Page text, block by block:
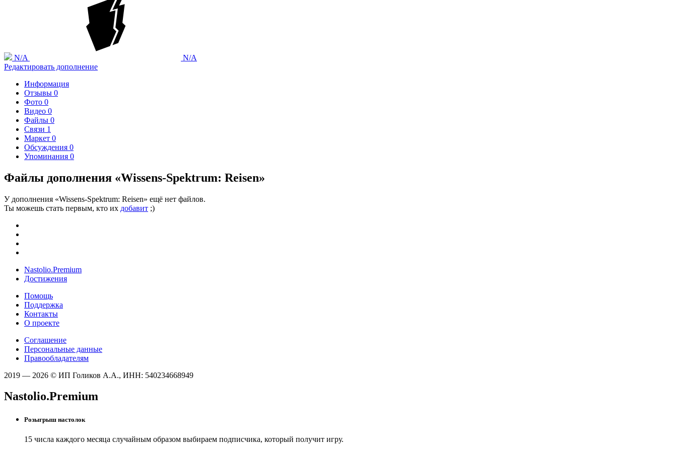
N/A
N/A
Редактировать дополнение
Информация
Отзывы 0
Фото 0
Видео 0
Файлы 0
Связи 1
Маркет 0
Обсуждения 0
Упоминания 0
Файлы дополнения «Wissens-Spektrum: Reisen»
У дополнения «Wissens-Spektrum: Reisen» ещё нет файлов.
Ты можешь стать первым, кто их добавит ;)
Nastolio.Premium
Достижения
Помощь
Поддержка
Контакты
О проекте
Соглашение
Персональные данные
Правообладателям
2019 — 2026 © ИП Голиков А.А., ИНН: 540234668949
Nastolio.Premium
Розыгрыш настолок
15 числа каждого месяца случайным образом выбираем подписчика, который получит игру.